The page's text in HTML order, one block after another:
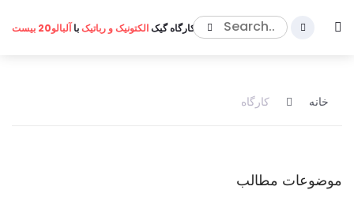
کارگاه گیکالکتونیک و رباتیکباآلبالو20 بیست
کارگاه خانه
موضوعات مطالب